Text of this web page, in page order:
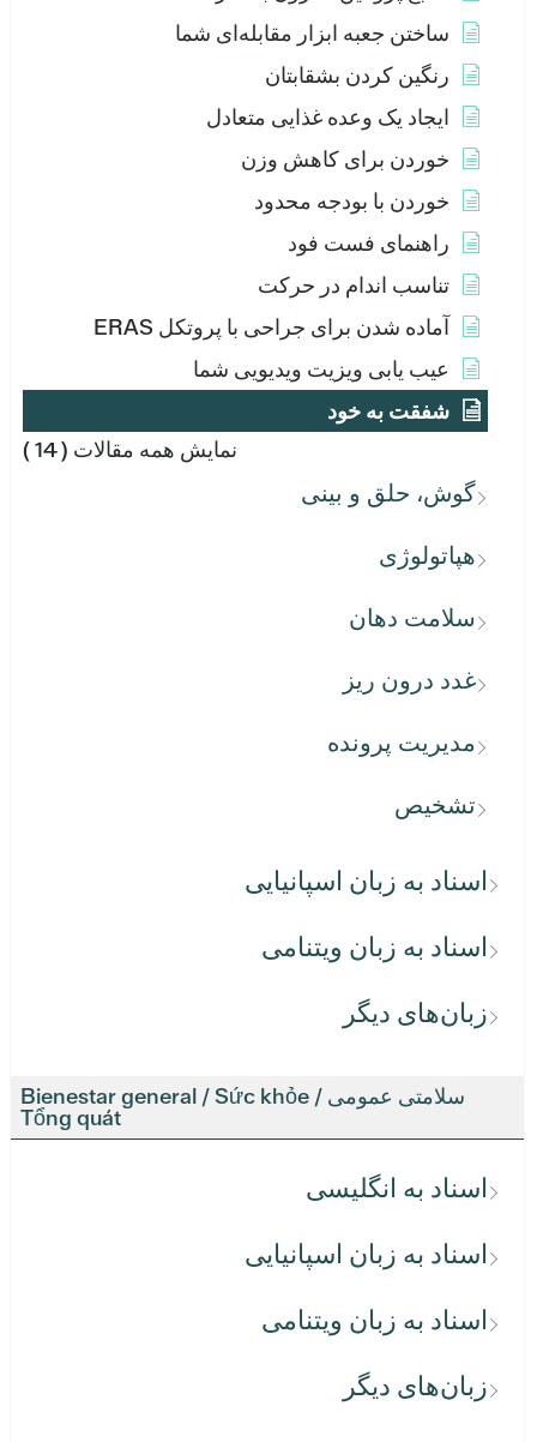
ساختن جعبه ابزار مقابله‌ای شما
رنگین کردن بشقابتان
ایجاد یک وعده غذایی متعادل
خوردن برای کاهش وزن
خوردن با بودجه محدود
راهنمای فست فود
تناسب اندام در حرکت
آماده شدن برای جراحی با پروتکل ERAS
عیب یابی ویزیت ویدیویی شما
شفقت به خود
نمایش همه مقالات ( 14 )
گوش، حلق و بینی
هپاتولوژی
سلامت دهان
غدد درون ریز
مدیریت پرونده
تشخیص
اسناد به زبان اسپانیایی
اسناد به زبان ویتنامی
زبان‌های دیگر
سلامتی عمومی / Bienestar general / Sức khỏe
Tổng quát
اسناد به انگلیسی
اسناد به زبان اسپانیایی
اسناد به زبان ویتنامی
زبان‌های دیگر